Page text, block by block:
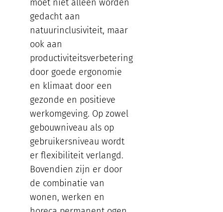
moet niet alleen worden
gedacht aan
natuurinclusiviteit, maar
ook aan
productiviteitsverbetering
door goede ergonomie
en klimaat door een
gezonde en positieve
werkomgeving. Op zowel
gebouwniveau als op
gebruikersniveau wordt
er flexibiliteit verlangd.
Bovendien zijn er door
de combinatie van
wonen, werken en